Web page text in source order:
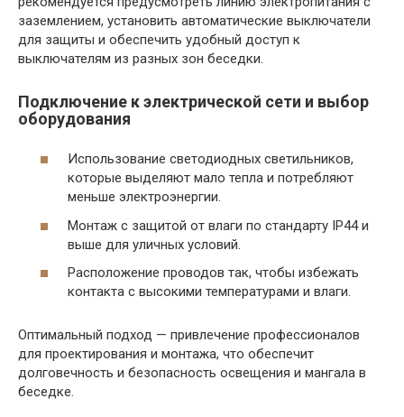
заземлением, установить автоматические выключатели
для защиты и обеспечить удобный доступ к
выключателям из разных зон беседки.
Подключение к электрической сети и выбор
оборудования
Использование светодиодных светильников,
которые выделяют мало тепла и потребляют
меньше электроэнергии.
Монтаж с защитой от влаги по стандарту IP44 и
выше для уличных условий.
Расположение проводов так, чтобы избежать
контакта с высокими температурами и влаги.
Оптимальный подход — привлечение профессионалов
для проектирования и монтажа, что обеспечит
долговечность и безопасность освещения и мангала в
беседке.